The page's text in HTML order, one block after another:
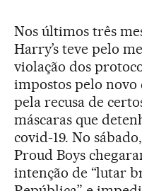
Nos últimos três
Harry’s teve pelo
violação dos
impostos pelo novo
pela recusa de
máscaras que
covid-19. No
Proud Boys
intenção de “lutar